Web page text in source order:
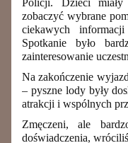
zobaczyć wybrane
ciekawych
Spotkanie było
zainteresowanie
Na zakończenie
– pyszne lody były
atrakcji i wspólnych
Zmęczeni, ale
doświadczenia,